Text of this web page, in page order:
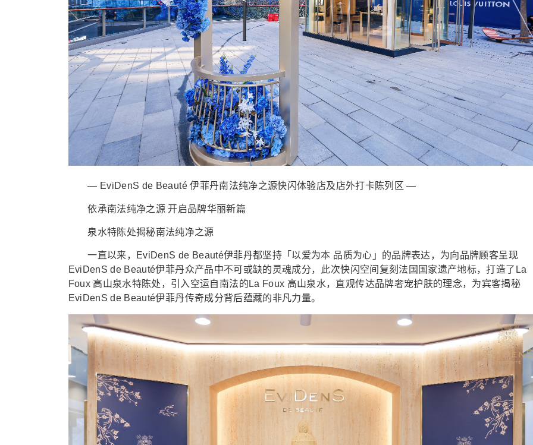
— EviDenS de Beauté 伊菲丹南法纯净之源快闪体验店及店外打卡陈列区 —
依承南法纯净之源 开启品牌华丽新篇
泉水特陈处揭秘南法纯净之源
一直以来，EviDenS de Beauté伊菲丹都坚持「以爱为本 品质为心」的品牌表达，为向品牌顾客呈现
EviDenS de Beauté伊菲丹众产品中不可或缺的灵魂成分，此次快闪空间复刻法国国家遗产地标，打造了La
Foux 高山泉水特陈处，引入空运自南法的La Foux 高山泉水，直观传达品牌奢宠护肤的理念，为宾客揭秘
EviDenS de Beauté伊菲丹传奇成分背后蕴藏的非凡力量。